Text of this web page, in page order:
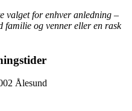
valget for enhver anledning –
familie og venner eller en rask
Ålesund